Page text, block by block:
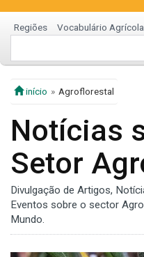
Regiões Vocabulário Agrícola
início Agroflorestal
Notícias
Setor
Divulgação de Artigos,
Eventos sobre o sector
Mundo.